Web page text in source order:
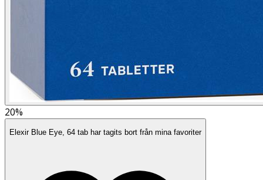
20%
Elexir Blue Eye, 64 tab har tagits bort från mina favoriter